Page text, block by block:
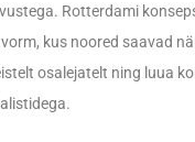
Rotterdami
kus noored saavad
osalejatelt ning luua